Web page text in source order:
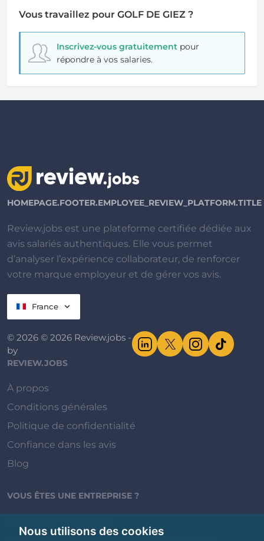
Nous utilisons des cookies
Vous travaillez pour GOLF DE GIEZ ?
Inscrivez-vous gratuitementpour
répondre à vos salaries.
HOMEPAGE.FOOTER.EMPLOYEE_REVIEW_PLATFORM.TITLE
Review.jobs est une plateforme certifiée dédiée aux
avis salariés authentiques. Elle vous permet
d’analyser l’expérience collaborateur, de renforcer
votre marque employeur et de gérer vos avis.
France
© 2026 © 2026 Review.jobs -
by
REVIEW.JOBS
À propos
Conditions générales
Politique de confidentialité
Confiance dans les avis
Blog
VOUS ÊTES UNE ENTREPRISE ?